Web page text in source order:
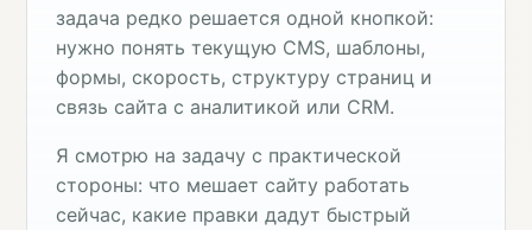
задача редко решается одной кнопкой:
нужно понять текущую CMS, шаблоны,
формы, скорость, структуру страниц и
связь сайта с аналитикой или CRM.
Я смотрю на задачу с практической
стороны: что мешает сайту работать
сейчас, какие правки дадут быстрый